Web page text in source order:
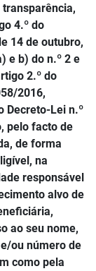
4.º do
14 de outubro,
e b) do n.º 2 e
2.º do
2016,
Decreto-Lei n.º
pelo facto de
de forma
na
responsável
alvo de
ao seu nome,
ou número de
como pela